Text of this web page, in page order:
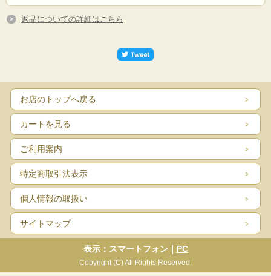
返品についての詳細はこちら
お店のトップへ戻る
カートを見る
ご利用案内
特定商取引法表示
個人情報の取扱い
サイトマップ
表示：スマートフォン｜ PC
Copyright (C) All Rights Reserved.